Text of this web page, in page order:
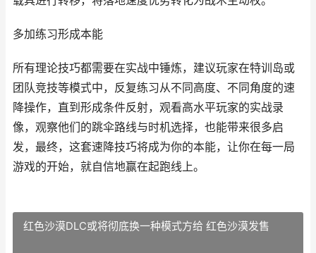
多加练习形成本能
所有理论技巧都需要在实战中锤炼，建议玩家在特训岛或
团队竞技等模式中，反复练习从不同高度、不同角度的速
降操作，直到形成条件反射，观看高水平玩家的实战录
像，观察他们的跳伞路线与时机选择，也能带来很多启
发，最终，这套速降技巧将成为你的本能，让你在每一局
游戏的开始，就自信地赢在起跑线上。
红色沙漠DLC或将彻底换一种模式方给 红色沙漠发售